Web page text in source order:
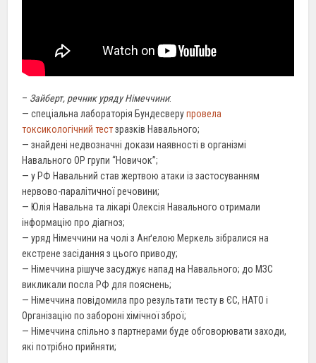
– Зайберт, речник уряду Німеччини:
— спеціальна лабораторія Бундесверупровела
токсикологічний тестзразків Навального;
— знайдені недвозначні докази наявності в організмі
Навального ОР групи “Новичок”;
— у РФ Навальний став жертвою атаки із застосуванням
нервово-паралітичної речовини;
— Юлія Навальна та лікарі Олексія Навального отримали
інформацію про діагноз;
— уряд Німеччини на чолі з Анґелою Меркель зібралися на
екстрене засідання з цього приводу;
— Німеччина рішуче засуджує напад на Навального; до МЗС
викликали посла РФ для пояснень;
— Німеччина повідомила про результати тесту в ЄС, НАТО і
Організацію по забороні хімічної зброї;
— Німеччина спільно з партнерами буде обговорювати заходи,
які потрібно прийняти;